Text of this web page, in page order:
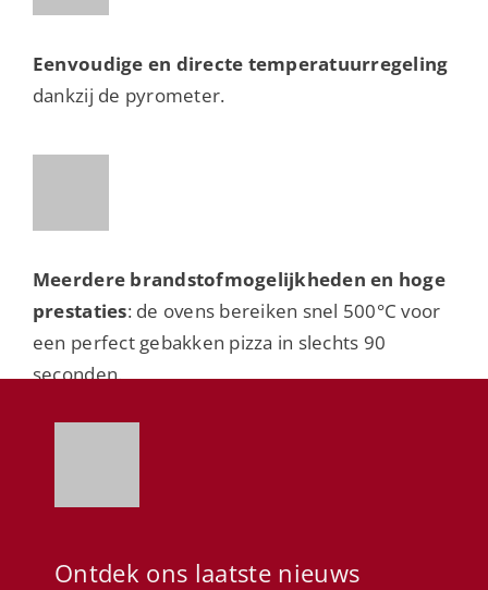
Eenvoudige en directe temperatuurregeling
dankzij de pyrometer.
Meerdere brandstofmogelijkheden en hoge
prestaties: de ovens bereiken snel 500°C voor
een perfect gebakken pizza in slechts 90
seconden.
Ontdek ons ​​laatste nieuws